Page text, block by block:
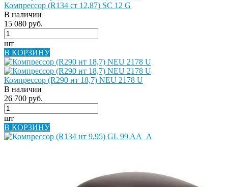
Компрессор (R134 ст 12,87) SC 12 G
В наличии
15 080 руб.
шт
В КОРЗИНУ
Компрессор (R290 нт 18,7) NEU 2178 U
В наличии
26 700 руб.
шт
В КОРЗИНУ